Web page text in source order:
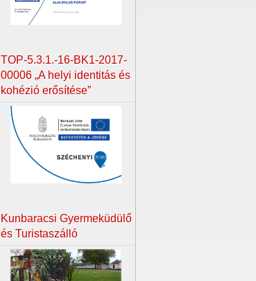
TOP-5.3.1.-16-BK1-2017-
00006 „A helyi identitás és
kohézió erősítése”
Kunbaracsi Gyermeküdülő
és Turistaszálló